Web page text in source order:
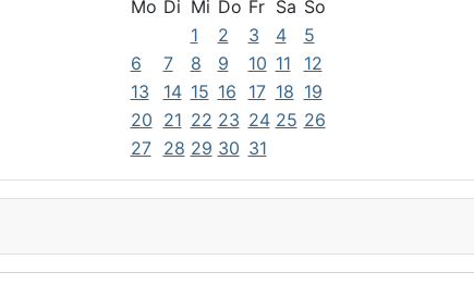
Mo Di Mi Do Fr Sa So
1
2 3 4
5
6
7 8 9 10 11
12
13
14 15 16 17 18 19
20 21 22 23 24 25 26
27
28 29 30 31